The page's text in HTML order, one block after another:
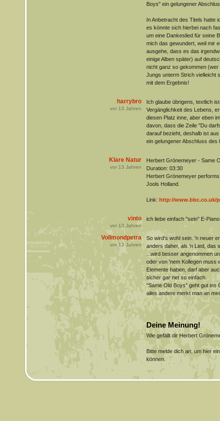
Boys" ein gelungener
In Anbetracht des Titels hatte
es könnte sich hierbei nach
um eine Dankeslied für seine
mich das gewundert, weil mir
ausgehe, dass es das
einige Alben später) auf
nicht ganz so gekommen
Jungs unterm Strich vielleicht
mit dem Ergebnis!
harrybro
vor 13 Jahren
Ich glaube übrigens, textlich
Vergänglichkeit des Lebens,
diesen Platz inne, aber eben
davon, dass die Zeile "Du
darauf bezieht, deshalb ist
ein gelungener Abschluss des
Klare Natur
vor 13 Jahren
Herbert Grönemeyer - Same
Duration: 03:30
Herbert Grönemeyer
Jools Holland.
Link: http://www.bbc.co.uk/
vinto
vor 13 Jahren
ich liebe einfach "sein" E-
Vollmondpetra
vor13 Jahren
So wird's wohl sein. 'n neuer
anders daher, als 'n Lied, das
...wird besser angenommen
oder von 'nem Kollegen muss
Elemente haben, darf aber
sicher gar net so einfach.
"Same Old Boys" geht gut ins
alles andere merkt man an
Deine Meinung!
Wie gefällt dir Herbert
Bitte melde dich an, um hier
können.